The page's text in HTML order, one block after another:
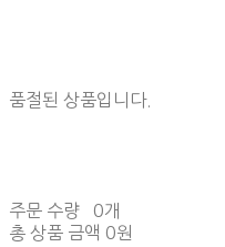
품절된 상품입니다.
주문 수량
0개
총 상품 금액 0원